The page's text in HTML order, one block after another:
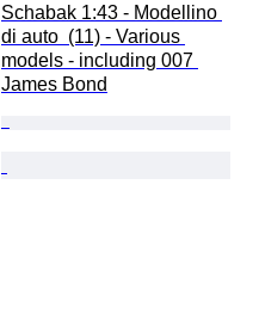
Schabak 1:43 - Modellino
di auto  (11) - Various
models - including 007
James Bond